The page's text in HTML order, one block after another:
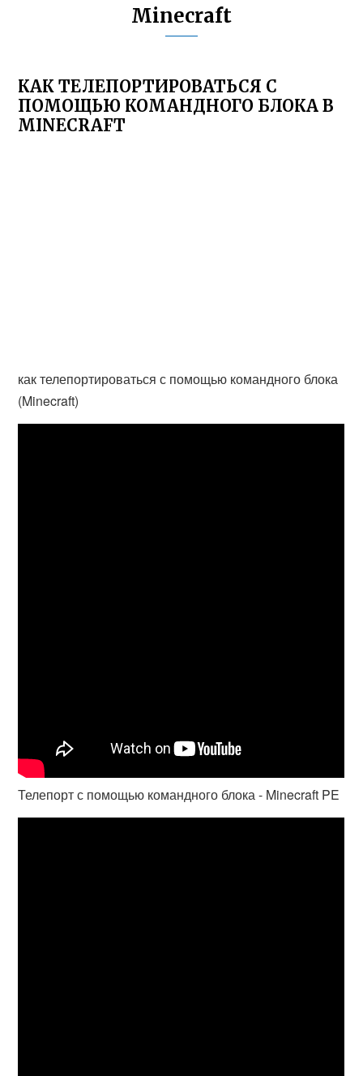
Minecraft
КАК ТЕЛЕПОРТИРОВАТЬСЯ С
ПОМОЩЬЮ КОМАНДНОГО БЛОКА В
MINECRAFT
как телепортироваться с помощью командного блока
(Minecraft)
Телепорт с помощью командного блока - Minecraft PE